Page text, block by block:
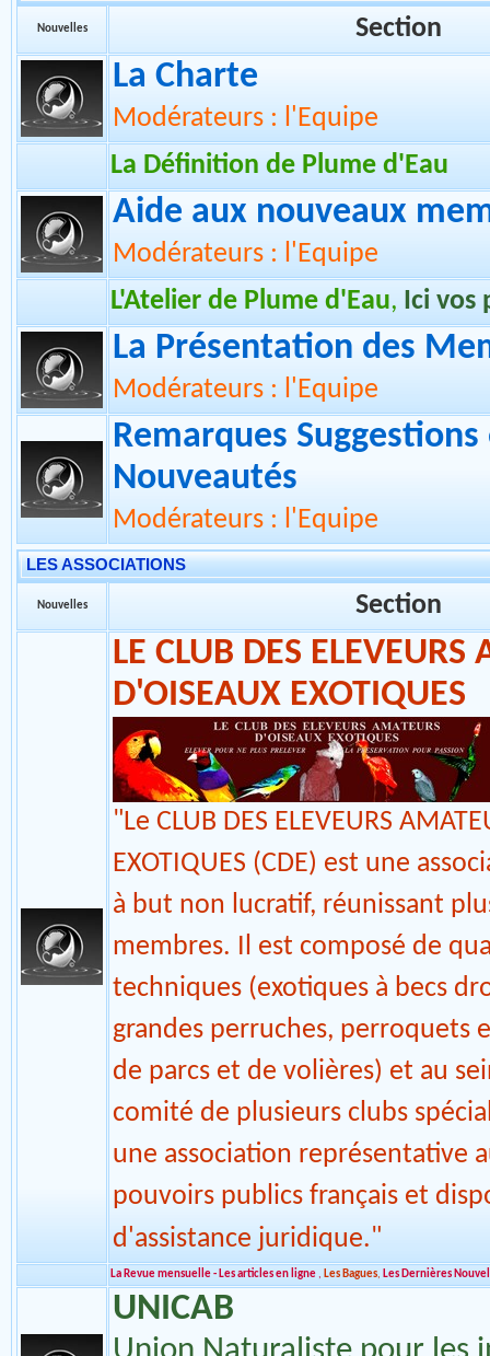
LE FONCTIONNEMENT DU FORUM
Nouvelles Section
La Charte
Modérateurs : l'Equipe
La Définition de Plume d'Eau
Aide aux nouveaux
Modérateurs : l'Equipe
L'Atelier de Plume d'Eau
La Présentation des
Modérateurs : l'Equipe
Remarques Suggestions
Nouveautés
Modérateurs : l'Equipe
LES ASSOCIATIONS
Section
LE CLUB DES ELEVEURS
D'OISEAUX EXOTIQUES
"Le CLUB DES ELEVEURS
EXOTIQUES (CDE) est une
à but non lucratif, réunissant
membres. Il est composé de
techniques (exotiques à becs
grandes perruches, perroquets
de parcs et de volières) et au
comité de plusieurs clubs
une association représentative
pouvoirs publics français et